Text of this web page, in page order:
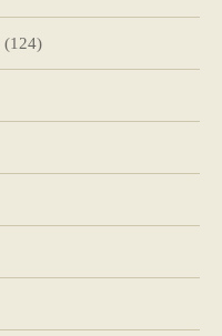
(124)